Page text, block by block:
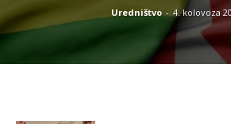
Uredništvo - 4. kolovoza